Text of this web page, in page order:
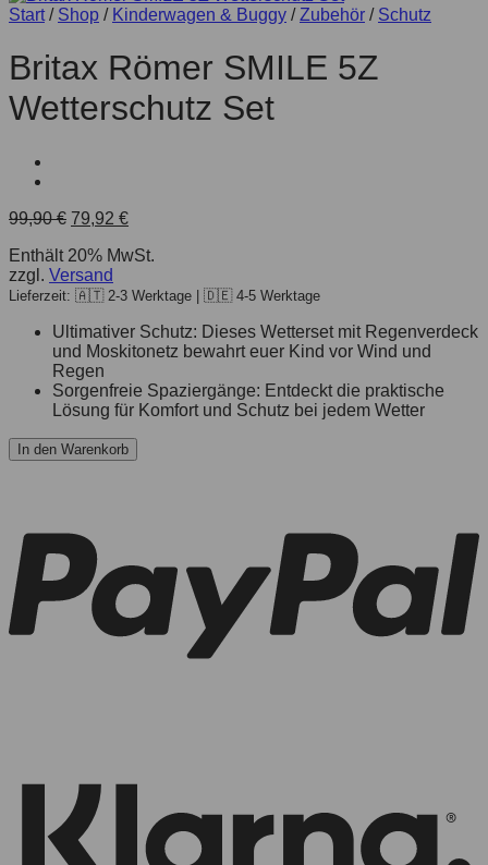
Start / Shop / Kinderwagen & Buggy / Zubehör / Schutz
Britax Römer SMILE 5Z
Wetterschutz Set
99,90€ 79,92 €
Enthält 20% MwSt.
zzgl. Versand
Lieferzeit: 🇦🇹 2-3 Werktage | 🇩🇪 4-5 Werktage
Ultimativer Schutz: Dieses Wetterset mit Regenverdeck
und Moskitonetz bewahrt euer Kind vor Wind und
Regen
Sorgenfreie Spaziergänge: Entdeckt die praktische
Lösung für Komfort und Schutz bei jedem Wetter
In den Warenkorb